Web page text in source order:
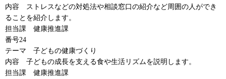
内容
ストレス などの対処法や相談窓口の紹介など周囲の人ができ
ることを紹介します。
担当課
健康推進課
番号24
テーマ
子どもの健康づくり
内容
子どもの成長を支える食や生活リズムを説明します。
担当課
健康推進課